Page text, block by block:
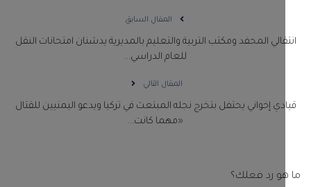
المقال السابق
المحفد ومكتب التربية والتعليم بالمديرية يدشنان امتحانات النقل
للعام الدراسي...
المقال التالي
إخواني يحتفل بتخرج نجله المبتعث في تركيا ويدعو اليمنيين للقتال
«مهما كانت...
رد فعلك؟